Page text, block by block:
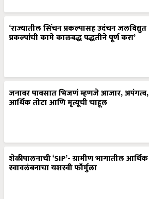
‘राज्यातील सिंचन प्रकल्पासह उदंचन जलविद्युत
प्रकल्पांची कामे कालबद्ध पद्धतीने पूर्ण करा’
जनावर पावसात भिजणं म्हणजे आजार, अपंगत्व,
आर्थिक तोटा आणि मृत्यूची चाहूल
शेळीपालनाची ‘SIP’- ग्रामीण भागातील आर्थिक
स्वावलंबनाचा यशस्वी फॉर्मुला